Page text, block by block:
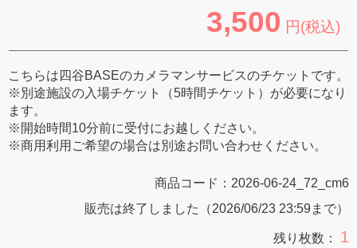
3,500 円(税込)
こちらは四谷BASEのカメラマンサービスのチケットです。
※別途施設の入場チケット（5時間チケット）が必要になり
ます。
※開始時間10分前に受付にお越しください。
※商用利用ご希望の場合は別途お問い合わせください。
商品コード： 2026-06-24_72_cm6
販売は終了しました（2026/06/23 23:59まで）
残り枚数： 1